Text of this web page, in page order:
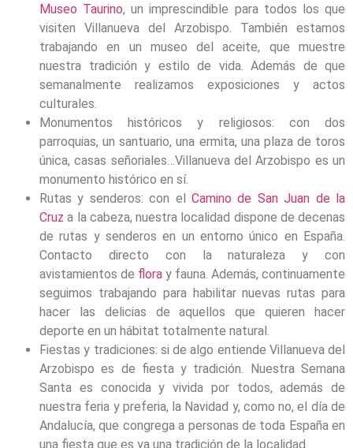
Museo Taurino, un imprescindible para todos los que
visiten Villanueva del Arzobispo. También estamos
trabajando en un museo del aceite, que muestre
nuestra tradición y estilo de vida. Además de que
semanalmente realizamos exposiciones y actos
culturales.
Monumentos históricos y religiosos: con dos
parroquias, un santuario, una ermita, una plaza de toros
única, casas señoriales…Villanueva del Arzobispo es un
monumento histórico en sí.
Rutas y senderos: con el Camino de San Juan de la
Cruz a la cabeza, nuestra localidad dispone de decenas
de rutas y senderos en un entorno único en España.
Contacto directo con la naturaleza y con
avistamientos de flora y fauna. Además, continuamente
seguimos trabajando para habilitar nuevas rutas para
hacer las delicias de aquellos que quieren hacer
deporte en un hábitat totalmente natural.
Fiestas y tradiciones: si de algo entiende Villanueva del
Arzobispo es de fiesta y tradición. Nuestra Semana
Santa es conocida y vivida por todos, además de
nuestra feria y preferia, la Navidad y, como no, el día de
Andalucía, que congrega a personas de toda España en
una fiesta que es ya una tradición de la localidad.